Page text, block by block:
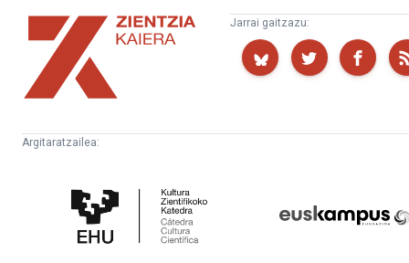
Zientzia
Kaiera
Jarrai gaitzazu:
Argitaratzailea:
Zientifikoko
Katedra